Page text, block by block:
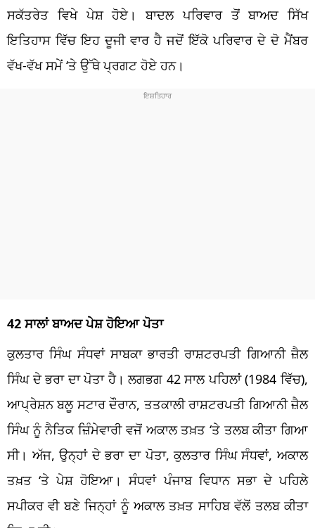
ਸਕੱਤਰੇਤ ਵਿਖੇ ਪੇਸ਼ ਹੋਏ। ਬਾਦਲ ਪਰਿਵਾਰ ਤੋਂ ਬਾਅਦ ਸਿੱਖ
ਇਤਿਹਾਸ ਵਿੱਚ ਇਹ ਦੂਜੀ ਵਾਰ ਹੈ ਜਦੋਂ ਇੱਕੋ ਪਰਿਵਾਰ ਦੇ ਦੋ ਮੈਂਬਰ
ਵੱਖ-ਵੱਖ ਸਮੇਂ ‘ਤੇ ਉੱਥੇ ਪ੍ਰਗਟ ਹੋਏ ਹਨ।
42 ਸਾਲਾਂ ਬਾਅਦ ਪੇਸ਼ ਹੋਇਆ ਪੋਤਾ
ਕੁਲਤਾਰ ਸਿੰਘ ਸੰਧਵਾਂ ਸਾਬਕਾ ਭਾਰਤੀ ਰਾਸ਼ਟਰਪਤੀ ਗਿਆਨੀ ਜ਼ੈਲ
ਸਿੰਘ ਦੇ ਭਰਾ ਦਾ ਪੋਤਾ ਹੈ। ਲਗਭਗ 42 ਸਾਲ ਪਹਿਲਾਂ (1984 ਵਿੱਚ),
ਆਪ੍ਰੇਸ਼ਨ ਬਲੂ ਸਟਾਰ ਦੌਰਾਨ, ਤਤਕਾਲੀ ਰਾਸ਼ਟਰਪਤੀ ਗਿਆਨੀ ਜ਼ੈਲ
ਸਿੰਘ ਨੂੰ ਨੈਤਿਕ ਜ਼ਿੰਮੇਵਾਰੀ ਵਜੋਂ ਅਕਾਲ ਤਖ਼ਤ ‘ਤੇ ਤਲਬ ਕੀਤਾ ਗਿਆ
ਸੀ। ਅੱਜ, ਉਨ੍ਹਾਂ ਦੇ ਭਰਾ ਦਾ ਪੋਤਾ, ਕੁਲਤਾਰ ਸਿੰਘ ਸੰਧਵਾਂ, ਅਕਾਲ
ਤਖ਼ਤ ‘ਤੇ ਪੇਸ਼ ਹੋਇਆ। ਸੰਧਵਾਂ ਪੰਜਾਬ ਵਿਧਾਨ ਸਭਾ ਦੇ ਪਹਿਲੇ
ਸਪੀਕਰ ਵੀ ਬਣੇ ਜਿਨ੍ਹਾਂ ਨੂੰ ਅਕਾਲ ਤਖ਼ਤ ਸਾਹਿਬ ਵੱਲੋਂ ਤਲਬ ਕੀਤਾ